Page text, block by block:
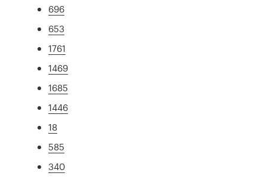
696
653
1761
1469
1685
1446
18
585
340